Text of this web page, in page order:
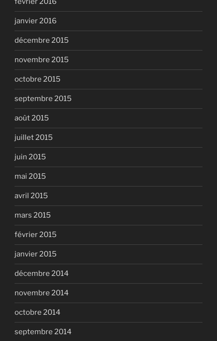
janvier 2016
décembre 2015
novembre 2015
octobre 2015
septembre 2015
août 2015
juillet 2015
juin 2015
mai 2015
avril 2015
mars 2015
février 2015
janvier 2015
décembre 2014
novembre 2014
octobre 2014
septembre 2014